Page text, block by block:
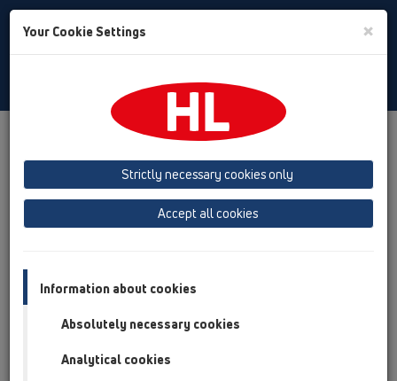
Toggle
Przegląd produktów
14 Zestawy izolacyjne/Nadstawki
HL01023D
Your Cookie Settings ×
Strictly necessary cookies only
Accept all cookies
Information about cookies
Absolutely necessary cookies
Analytical cookies